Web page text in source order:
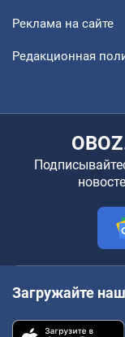
Реклама на сайте
Редакционная
Загружайте